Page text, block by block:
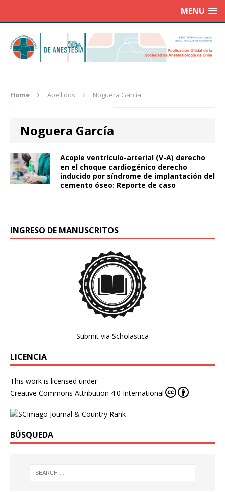
MENU
Home Apellidos Noguera García
Noguera García
Acople ventrículo-arterial (V-A) derecho
en el choque cardiogénico derecho
inducido por síndrome de implantación del
cemento óseo: Reporte de caso
INGRESO DE MANUSCRITOS
Submit via Scholastica
LICENCIA
This work is licensed under
Creative Commons Attribution 4.0 International
BÚSQUEDA